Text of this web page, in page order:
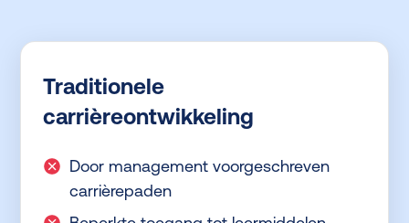
Traditionele
carrièreontwikkeling
Door management voorgeschreven
carrièrepaden